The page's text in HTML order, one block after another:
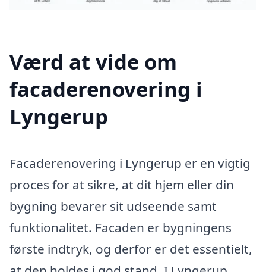
Værd at vide om
facaderenovering i
Lyngerup
Facaderenovering i Lyngerup er en vigtig
proces for at sikre, at dit hjem eller din
bygning bevarer sit udseende samt
funktionalitet. Facaden er bygningens
første indtryk, og derfor er det essentielt,